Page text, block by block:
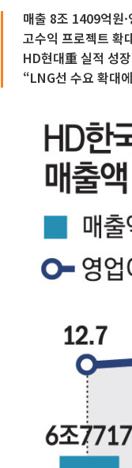
매출 8조 1409억원
고수익 프로젝트 확
HD현대重 실적 성
“LNG선 수요 확대